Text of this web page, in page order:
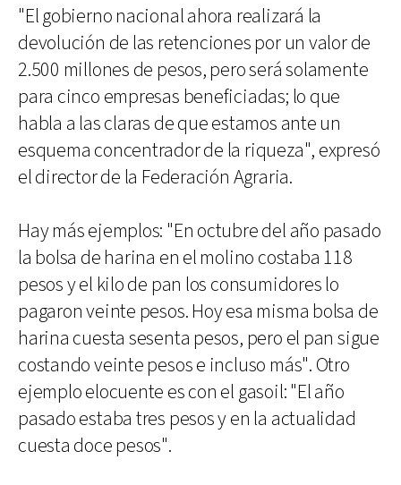
"El gobierno nacional ahora realizará la
devolución de las retenciones por un valor de
2.500 millones de pesos, pero será solamente
para cinco empresas beneficiadas; lo que
habla a las claras de que estamos ante un
esquema concentrador de la riqueza", expresó
el director de la Federación Agraria.
Hay más ejemplos: "En octubre del año pasado
la bolsa de harina en el molino costaba 118
pesos y el kilo de pan los consumidores lo
pagaron veinte pesos. Hoy esa misma bolsa de
harina cuesta sesenta pesos, pero el pan sigue
costando veinte pesos e incluso más". Otro
ejemplo elocuente es con el gasoil: "El año
pasado estaba tres pesos y en la actualidad
cuesta doce pesos".